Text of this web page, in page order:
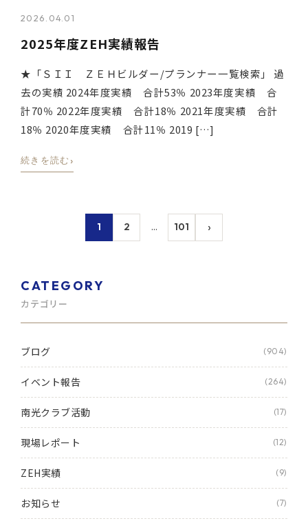
2026.04.01
2025年度ZEH実績報告
★「ＳＩＩ ＺＥＨビルダー/プランナー一覧検索」 過
去の実績 2024年度実績 合計53％ 2023年度実績 合
計70％ 2022年度実績 合計18％ 2021年度実績 合計
18％ 2020年度実績 合計11％ 2019 […]
続きを読む ›
1 2 … 101 ›
CATEGORY
カテゴリー
ブログ (904)
イベント報告 (264)
南光クラブ活動 (17)
現場レポート (12)
ZEH実績 (9)
お知らせ (7)